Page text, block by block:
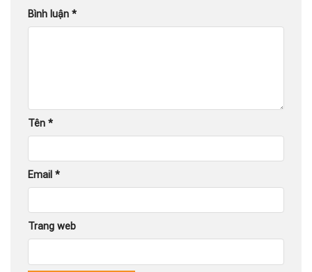
Bình luận *
Tên *
Email *
Trang web